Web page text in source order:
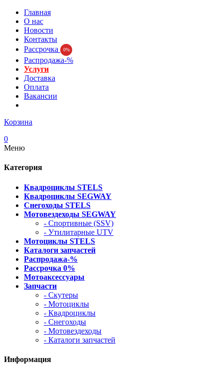
Главная
О нас
Новости
Контакты
Рассрочка
0%
Распродажа-%
Услуги
Доставка
Оплата
Вакансии
Корзина
0
Меню
Категория
Квадроциклы STELS
Квадроциклы SEGWAY
Снегоходы STELS
Мотовездеходы SEGWAY
- Спортивные (SSV)
- Утилитарные UTV
Мотоциклы STELS
Каталоги запчастей
Распродажа-%
Рассрочка 0%
Мотоаксессуары
Запчасти
- Скутеры
- Мотоциклы
- Квадроциклы
- Снегоходы
- Мотовездеходы
- Каталоги запчастей
Информация